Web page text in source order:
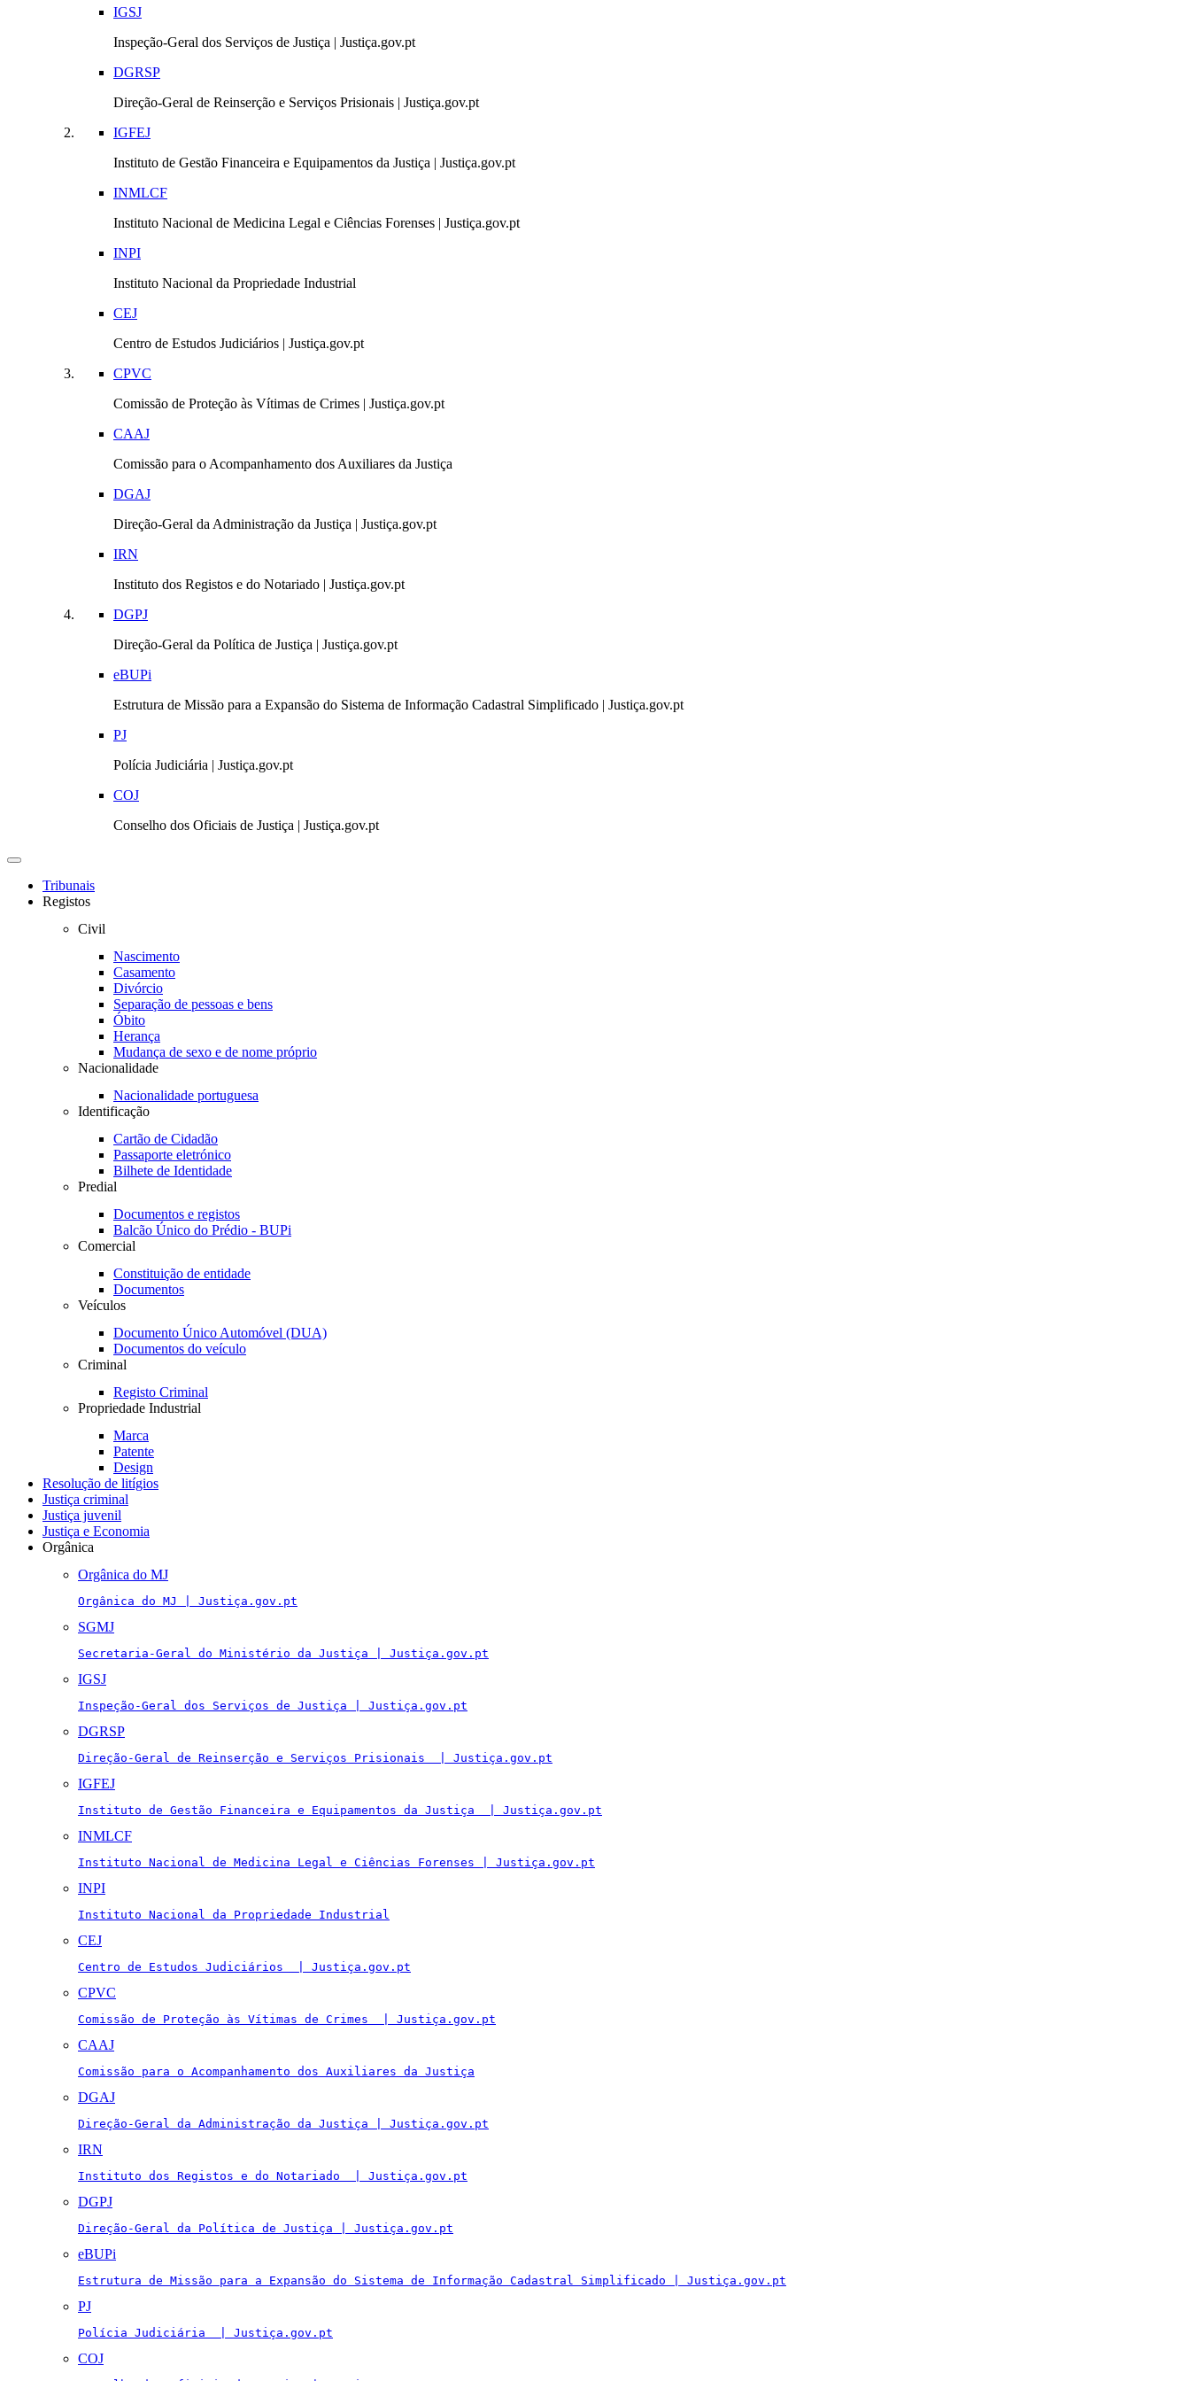
IGSJ
Inspeção-Geral dos Serviços de Justiça | Justiça.gov.pt
DGRSP
Direção-Geral de Reinserção e Serviços Prisionais | Justiça.gov.pt
IGFEJ
Instituto de Gestão Financeira e Equipamentos da Justiça | Justiça.gov.pt
INMLCF
Instituto Nacional de Medicina Legal e Ciências Forenses | Justiça.gov.pt
INPI
Instituto Nacional da Propriedade Industrial
CEJ
Centro de Estudos Judiciários | Justiça.gov.pt
CPVC
Comissão de Proteção às Vítimas de Crimes | Justiça.gov.pt
CAAJ
Comissão para o Acompanhamento dos Auxiliares da Justiça
DGAJ
Direção-Geral da Administração da Justiça | Justiça.gov.pt
IRN
Instituto dos Registos e do Notariado | Justiça.gov.pt
DGPJ
Direção-Geral da Política de Justiça | Justiça.gov.pt
eBUPi
Estrutura de Missão para a Expansão do Sistema de Informação Cadastral Simplificado | Justiça.gov.pt
PJ
Polícia Judiciária | Justiça.gov.pt
COJ
Conselho dos Oficiais de Justiça | Justiça.gov.pt
Toggle
navigationTribunais
Registos
Civil
Nascimento
Casamento
Divórcio
Separação de pessoas e bens
Óbito
Herança
Mudança de sexo e de nome próprio
Nacionalidade
Nacionalidade portuguesa
Identificação
Cartão de Cidadão
Passaporte eletrónico
Bilhete de Identidade
Predial
Documentos e registos
Balcão Único do Prédio - BUPi
Comercial
Constituição de entidade
Documentos
Veículos
Documento Único Automóvel (DUA)
Documentos do veículo
Criminal
Registo Criminal
Propriedade Industrial
Marca
Patente
Design
Resolução de litígios
Justiça criminal
Justiça juvenil
Justiça e Economia
Orgânica
Orgânica do MJ
Orgânica do MJ | Justiça.gov.pt
SGMJ
Secretaria-Geral do Ministério da Justiça | Justiça.gov.pt
IGSJ
Inspeção-Geral dos Serviços de Justiça | Justiça.gov.pt
DGRSP
Direção-Geral de Reinserção e Serviços Prisionais  | Justiça.gov.pt
IGFEJ
Instituto de Gestão Financeira e Equipamentos da Justiça  | Justiça.gov.pt
INMLCF
Instituto Nacional de Medicina Legal e Ciências Forenses | Justiça.gov.pt
INPI
Instituto Nacional da Propriedade Industrial
CEJ
Centro de Estudos Judiciários  | Justiça.gov.pt
CPVC
Comissão de Proteção às Vítimas de Crimes  | Justiça.gov.pt
CAAJ
Comissão para o Acompanhamento dos Auxiliares da Justiça
DGAJ
Direção-Geral da Administração da Justiça | Justiça.gov.pt
IRN
Instituto dos Registos e do Notariado  | Justiça.gov.pt
DGPJ
Direção-Geral da Política de Justiça | Justiça.gov.pt
eBUPi
Estrutura de Missão para a Expansão do Sistema de Informação Cadastral Simplificado | Justiça.gov.pt
PJ
Polícia Judiciária  | Justiça.gov.pt
COJ